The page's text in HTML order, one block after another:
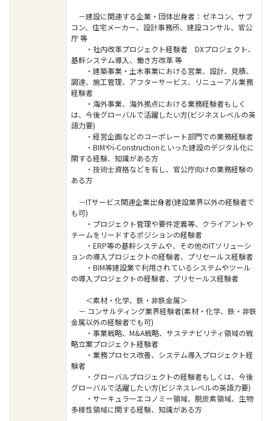
－建設に関連する企業・団体出身者：ゼネコン、サブ
コン、住宅メーカー、設計事務所、建設コンサル、官公
庁 等
・社内改革プロジェクト経験者 DXプロジェクト、
基幹システム導入、働き方改革 等
・建築事業・土木事業における営業、設計、見積、
調達、施工管理、アフターサービス、リニューアル業務
経験者
・海外事業、海外拠点における業務経験者もしく
は、今後グローバルで活躍したい方(ビジネスレベルの英
語力要)
・経営企画などのコーポレート部門での業務経験者
・BIMやi-Constructionといった建設のデジタル化に
関する経験、知識がある方
・技術士資格などを有し、官公庁向けの業務経験の
ある方
－ITサービス関連企業出身者(建設業界以外の経験者で
も可)
・プロジェクト管理や要件定義等、クライアントや
チームをリードするポジションの経験者
・ERP等の基幹システムや、その他のITソリューシ
ョンの導入プロジェクトの経験者、プリセールス経験者
・BIM等建設業で利用されているシステムやツール
の導入プロジェクトの経験者、プリセールス経験者
＜素材・化学、鉄・非鉄金属＞
－ コンサルティング業界経験者(素材・化学、鉄・非鉄
金属以外の経験者でも可)
・事業戦略、M&A戦略、サステナビリティ領域の戦
略立案プロジェクト経験者
・業務プロセス改善、システム導入プロジェクト経
験者
・グローバルプロジェクトの経験者もしくは、今後
グローバルで活躍したい方(ビジネスレベルの英語力要)
・サーキュラーエコノミー領域、脱炭素領域、生物
多様性領域に関する経験、知識がある方